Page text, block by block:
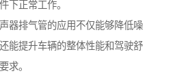
下正常工作。
器排气管的应用不仅能够降低噪
能提升车辆的整体性能和驾驶舒
求。